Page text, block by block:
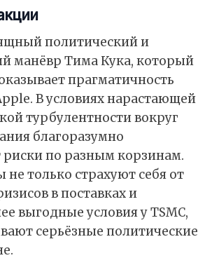
политический и
манёвр Тима Кука, который
прагматичность
В условиях нарастающей
турбулентности вокруг
благоразумно
риски по разным корзинам.
только страхуют себя от
в поставках и
выгодные условия у TSMC,
серьёзные политические